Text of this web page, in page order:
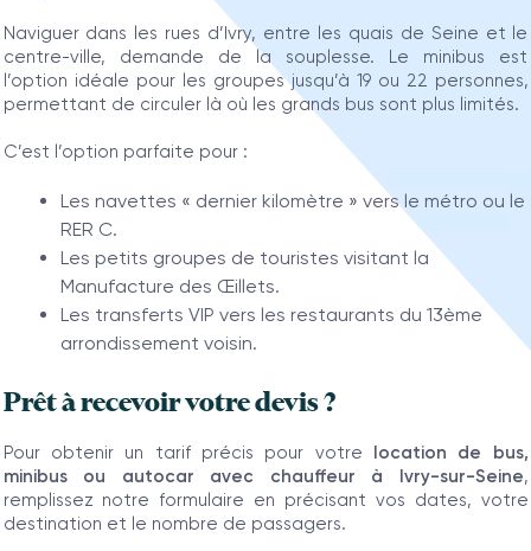
Naviguer dans les rues d’Ivry, entre les quais de Seine et le
centre-ville, demande de la souplesse. Le minibus est
l’option idéale pour les groupes jusqu’à 19 ou 22 personnes,
permettant de circuler là où les grands bus sont plus limités.
C’est l’option parfaite pour :
Les navettes « dernier kilomètre » vers le métro ou le
RER C.
Les petits groupes de touristes visitant la
Manufacture des Œillets.
Les transferts VIP vers les restaurants du 13ème
arrondissement voisin.
Prêt à recevoir votre devis ?
Pour obtenir un tarif précis pour votre location de bus,
minibus ou autocar avec chauffeur à Ivry-sur-Seine,
remplissez notre formulaire en précisant vos dates, votre
destination et le nombre de passagers.